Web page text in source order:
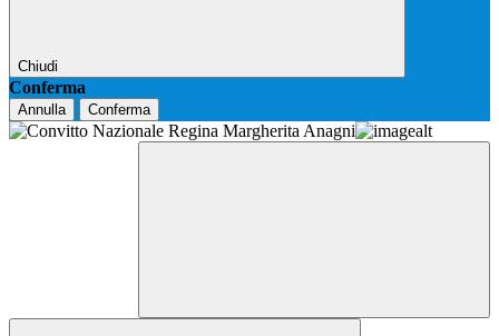
Chiudi
Conferma
Annulla Conferma